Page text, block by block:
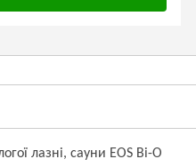
лазні, сауни EOS Bi-O